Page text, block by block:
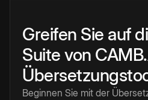
Greifen Sie auf
Suite von
Beginnen Sie mit der